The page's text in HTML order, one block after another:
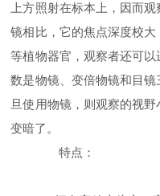
上方照射在标本上，因而
镜相比，它的焦点深度校
等植物器官，观察者还可
数是物镜、变倍物镜和目
旦使用物镜，则观察的视
变暗了。
特点：